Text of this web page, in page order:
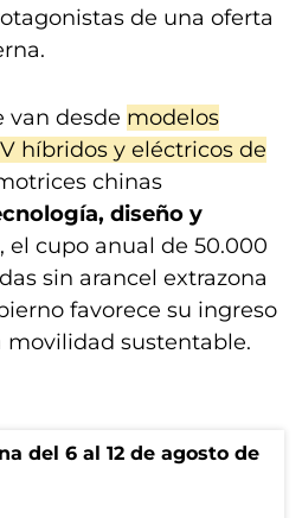
de una oferta
van desde modelos
híbridos y eléctricos de
chinas
diseño y
el cupo anual de 50.000
sin arancel extrazona
favorece su ingreso
movilidad sustentable.
del 6 al 12 de agosto de